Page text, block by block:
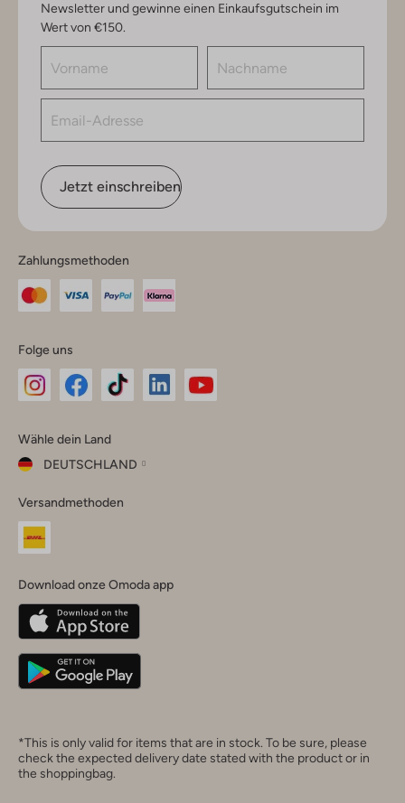
Newsletter und gewinne einen Einkaufsgutschein im
Wert von €150.
Jetzt einschreiben
Zahlungsmethoden
Folge uns
Instagram
Facebook
TikTok
Wähle dein Land
DEUTSCHLAND
dein
Land
Belgique(Français)
Deutschland
Versandmethoden
Download onze Omoda app
*This is only valid for items that are in stock. To be sure, please
check the expected delivery date stated with the product or in
the shoppingbag.